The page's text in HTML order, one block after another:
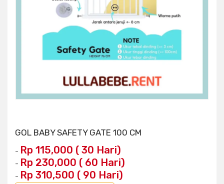
GOL BABY SAFETY GATE 100 CM
- Rp 115,000 ( 30 Hari)
- Rp 230,000 ( 60 Hari)
- Rp 310,500 ( 90 Hari)